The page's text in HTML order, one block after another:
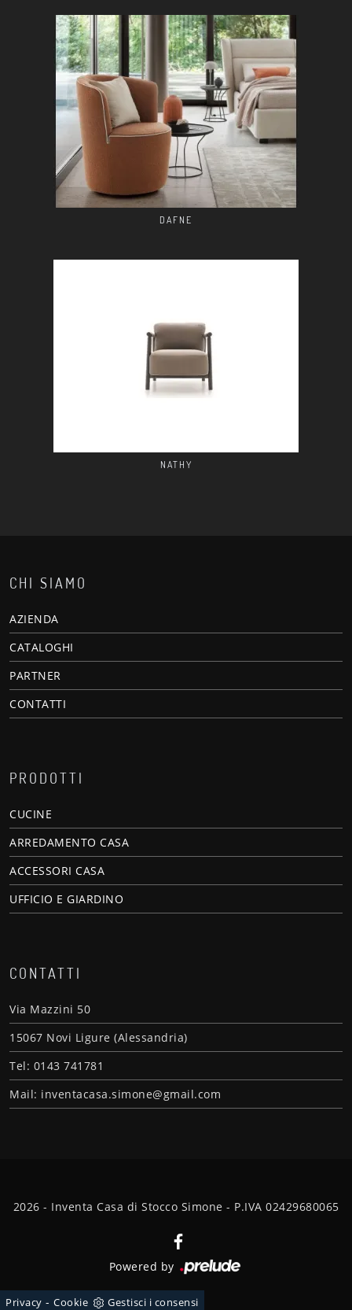
DAFNE
NATHY
CHI SIAMO
AZIENDA
CATALOGHI
PARTNER
CONTATTI
PRODOTTI
CUCINE
ARREDAMENTO CASA
ACCESSORI CASA
UFFICIO E GIARDINO
CONTATTI
Via Mazzini 50
15067 Novi Ligure (Alessandria)
Tel: 0143 741781
Mail: inventacasa.simone@gmail.com
2026 - Inventa Casa di Stocco Simone - P.IVA 02429680065
Powered by
Privacy - Cookie Gestisci i consensi